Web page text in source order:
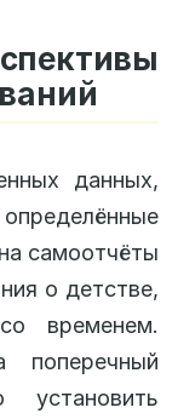
данных,
самоотчёты
о детстве,
временем.
поперечный